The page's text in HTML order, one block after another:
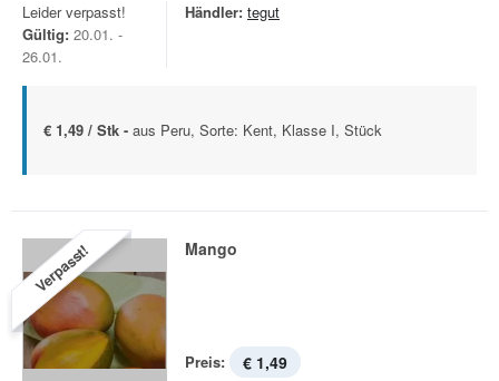
Leider verpasst!
Gültig: 20.01. -
26.01.
Händler: tegut
€ 1,49 / Stk - aus Peru, Sorte: Kent, Klasse I, Stück
Verpasst! Mango
Preis: € 1,49